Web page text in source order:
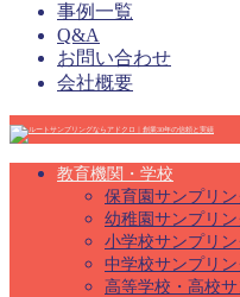
事例一覧
Q&A
お問い合わせ
会社概要
教育機関・学校
保育園サンプリ
幼稚園サンプリ
小学校サンプリ
中学校サンプリ
高等学校・高校